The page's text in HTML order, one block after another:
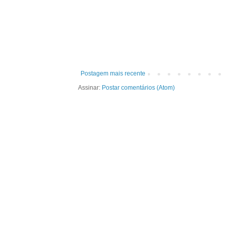
Postagem mais recente
Assinar: Postar comentários (Atom)